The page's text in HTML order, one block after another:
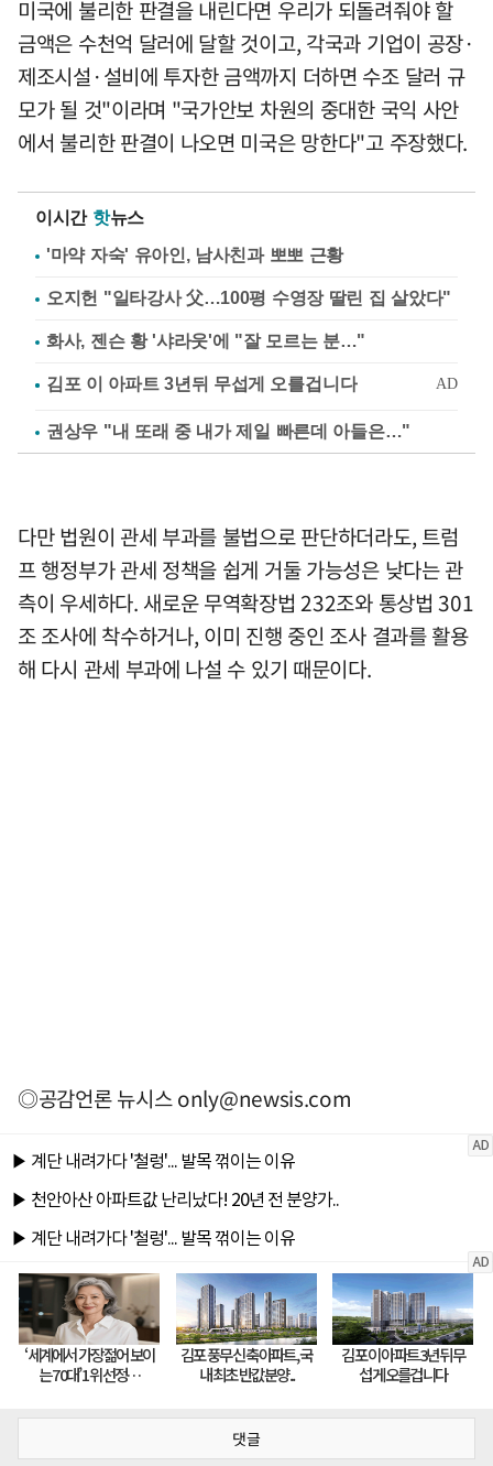
미국에 불리한 판결을 내린다면 우리가 되돌려줘야 할
금액은 수천억 달러에 달할 것이고, 각국과 기업이 공장·
제조시설·설비에 투자한 금액까지 더하면 수조 달러 규
모가 될 것"이라며 "국가안보 차원의 중대한 국익 사안
에서 불리한 판결이 나오면 미국은 망한다"고 주장했다.
이시간 핫뉴스
'마약 자숙' 유아인, 남사친과 뽀뽀 근황
오지헌 "일타강사 父…100평 수영장 딸린 집 살았다"
화사, 젠슨 황 '샤라웃'에 "잘 모르는 분…"
권상우 "내 또래 중 내가 제일 빠른데 아들은…"
다만 법원이 관세 부과를 불법으로 판단하더라도, 트럼
프 행정부가 관세 정책을 쉽게 거둘 가능성은 낮다는 관
측이 우세하다. 새로운 무역확장법 232조와 통상법 301
조 조사에 착수하거나, 이미 진행 중인 조사 결과를 활용
해 다시 관세 부과에 나설 수 있기 때문이다.
◎공감언론 뉴시스only@newsis.com
댓글